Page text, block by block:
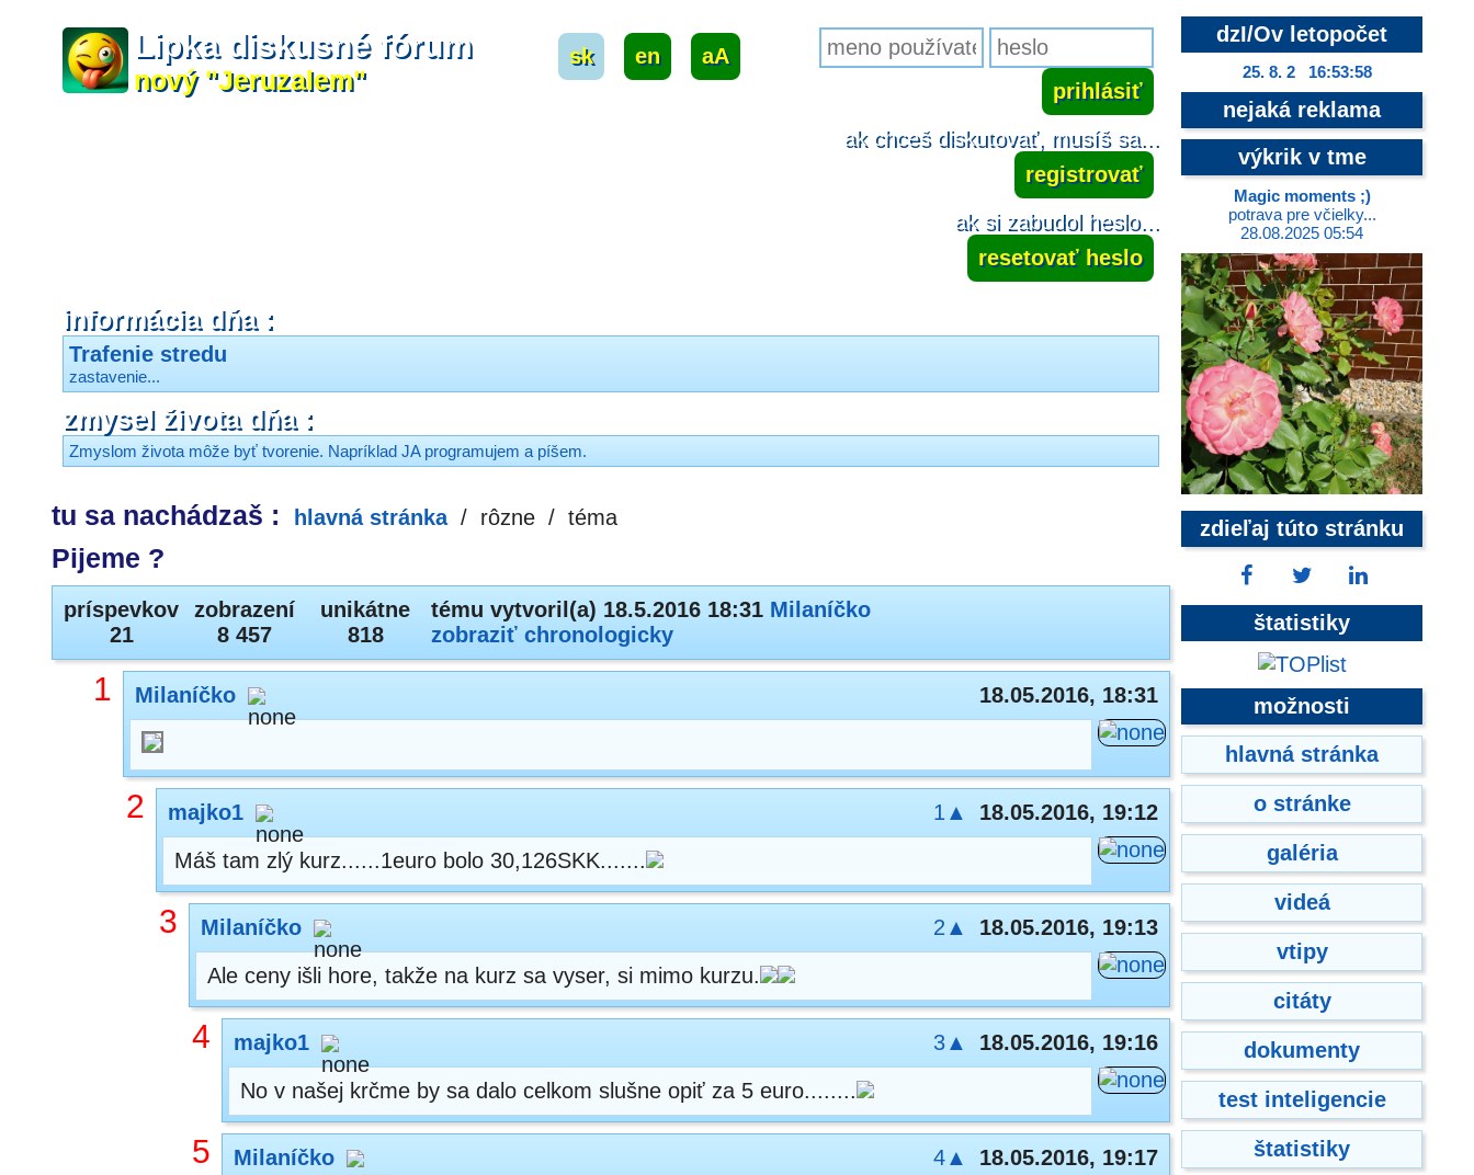
Lipka diskusné fórum
nový "Jeruzalem"
sk en aA
ak chceš diskutovať, musíš sa...
registrovať
ak si zabudol heslo...
resetovať heslo
informácia dňa :
Trafenie stredu
zastavenie...
zmysel života dňa :
Zmyslom života môže byť tvorenie. Napríklad JA programujem a píšem.
tu sa nachádzaš : hlavná stránka / rôzne / téma
Pijeme ?
príspevkov
21
zobrazení
8 457
unikátne
818
tému vytvoril(a) 18.5.2016 18:31 Milaníčko
zobraziť chronologicky
1 Milaníčko 18.05.2016, 18:31
2 majko1 1▲
18.05.2016, 19:12
Máš tam zlý kurz......1euro bolo 30,126SKK.......
3 Milaníčko 2▲
18.05.2016, 19:13
Ale ceny išli hore, takže na kurz sa vyser, si mimo kurzu.
4 majko1 3▲
18.05.2016, 19:16
No v našej krčme by sa dalo celkom slušne opiť za 5 euro........
5 Milaníčko 4▲
18.05.2016, 19:17
dzI/Ov letopočet
25. 8. 2 16:53:58
nejaká reklama
výkrik v tme
Magic moments ;)
potrava pre včielky...
28.08.2025 05:54
zdieľaj túto stránku
štatistiky
možnosti
hlavná stránka
o stránke
galéria
videá
vtipy
citáty
dokumenty
test inteligencie
štatistiky